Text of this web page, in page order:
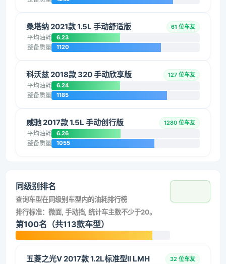
桑塔纳 2021款 1.5L 手动舒适版 61 位车友
平均油耗 6.23
整备质量 1120
科沃兹 2018款 320 手动欣享版 127 位车友
平均油耗 6.24
整备质量 1185
威驰 2017款 1.5L 手动创行版 1280 位车友
平均油耗 6.26
整备质量 1055
同级别排名
查询车型在同级别车型内的油耗排行榜
排行标准：微面, 手动挡, 统计车主数不少于20。
第100名（共113款车型）
五菱之光V 2017款 1.2L标准型II LMH 32 位车友